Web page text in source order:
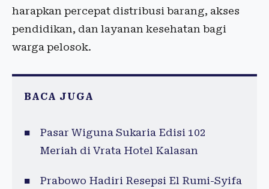
harapkan percepat distribusi barang, akses
pendidikan, dan layanan kesehatan bagi
warga pelosok.
BACA JUGA
Pasar Wiguna Sukaria Edisi 102
Meriah di Vrata Hotel Kalasan
Prabowo Hadiri Resepsi El Rumi-Syifa